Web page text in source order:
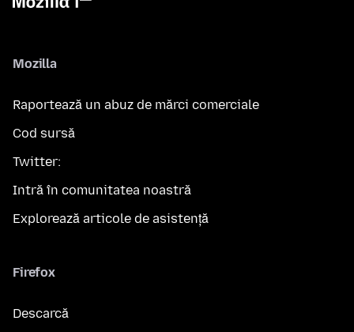
Mozilla
Raportează un abuz de mărci comerciale
Cod sursă
Twitter:
Intră în comunitatea noastră
Explorează articole de asistență
Firefox
Descarcă